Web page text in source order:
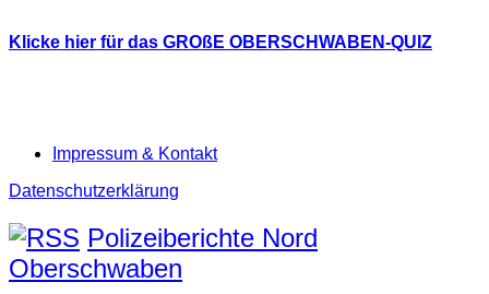
Klicke hier für das GROßE OBERSCHWABEN-QUIZ
Impressum & Kontakt
Datenschutzerklärung
Polizeiberichte Nord
Oberschwaben